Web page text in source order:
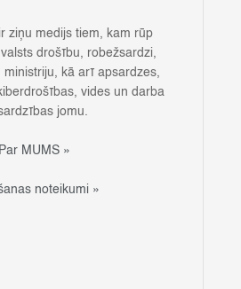
ziņu medijs tiem, kam rūp
drošību, robežsardzi,
ministriju, kā arī apsardzes,
vides un darba
jomu.
Par MUMS »
noteikumi »